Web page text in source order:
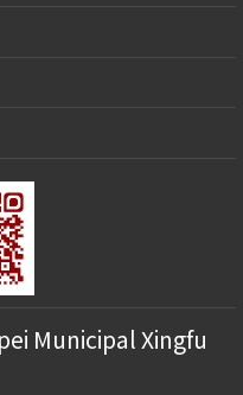
Municipal Xingfu